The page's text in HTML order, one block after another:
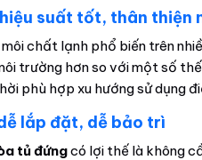
suất tốt, thân thiện
môi chất lạnh phổ biến trên
trường hơn so với một số
phù hợp xu hướng sử dụng
lắp đặt, dễ bảo trì
tủ đứngcó lợi thế là không